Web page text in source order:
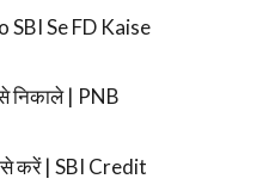
SBI Se FD Kaise
निकाले | PNB
करें | SBI Credit